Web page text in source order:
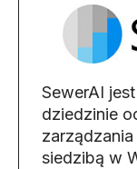
SewerAI
dziedzinie
siedzibą w